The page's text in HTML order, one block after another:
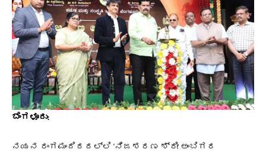
ಬೆಂಗಳೂರು:
ನಯನ ರಂಗಮಂದಿರದಲ್ಲಿ ‘ನಿಜಶರಣ ಶ್ರೀ ಅಂಬಿಗರ